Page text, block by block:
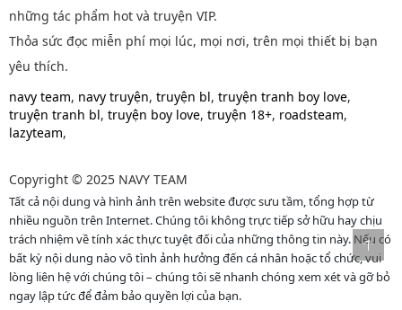
những tác phẩm hot và truyện VIP.
Thỏa sức đọc miễn phí mọi lúc, mọi nơi, trên mọi thiết bị bạn
yêu thích.
navy team, navy truyện, truyện bl, truyện tranh boy love,
truyện tranh bl, truyện boy love, truyện 18+, roadsteam,
lazyteam,
Copyright © 2025 NAVY TEAM
Tất cả nội dung và hình ảnh trên website được sưu tầm, tổng hợp từ
nhiều nguồn trên Internet. Chúng tôi không trực tiếp sở hữu hay chịu
trách nhiệm về tính xác thực tuyệt đối của những thông tin này. Nếu có
bất kỳ nội dung nào vô tình ảnh hưởng đến cá nhân hoặc tổ chức, vui
lòng liên hệ với chúng tôi – chúng tôi sẽ nhanh chóng xem xét và gỡ bỏ
ngay lập tức để đảm bảo quyền lợi của bạn.